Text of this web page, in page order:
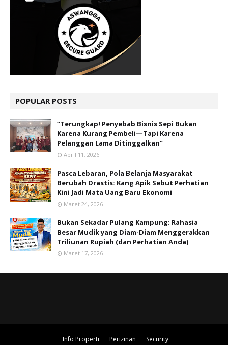
POPULAR POSTS
“Terungkap! Penyebab Bisnis Sepi Bukan
Karena Kurang Pembeli—Tapi Karena
Pelanggan Lama Ditinggalkan”
April 11, 2026
Pasca Lebaran, Pola Belanja Masyarakat
Berubah Drastis: Kang Apik Sebut Perhatian
Kini Jadi Mata Uang Baru Ekonomi
Maret 24, 2026
Bukan Sekadar Pulang Kampung: Rahasia
Besar Mudik yang Diam-Diam Menggerakkan
Triliunan Rupiah (dan Perhatian Anda)
Maret 17, 2026
Info Properti Perizinan Security